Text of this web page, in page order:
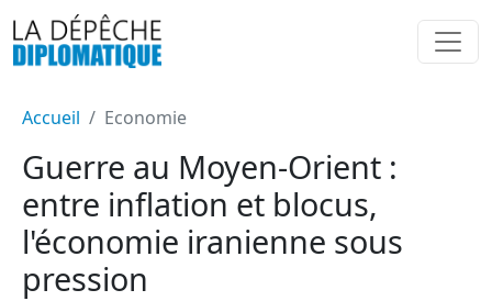
Accueil Economie
Guerre au Moyen-Orient :
entre inflation et blocus,
l'économie iranienne sous
pression